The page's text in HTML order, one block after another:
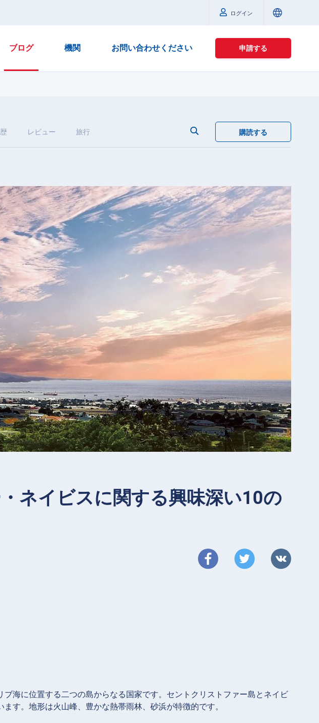
ログイン
ブログ 機関 お問い合わせください 申請する
レビュー 旅行 購読する
ネイビスに関する興味深い10の
ブ海に位置する二つの島からなる国家です。セントクリストファー島とネイビ
す。地形は火山峰、豊かな熱帯雨林、砂浜が特徴的です。